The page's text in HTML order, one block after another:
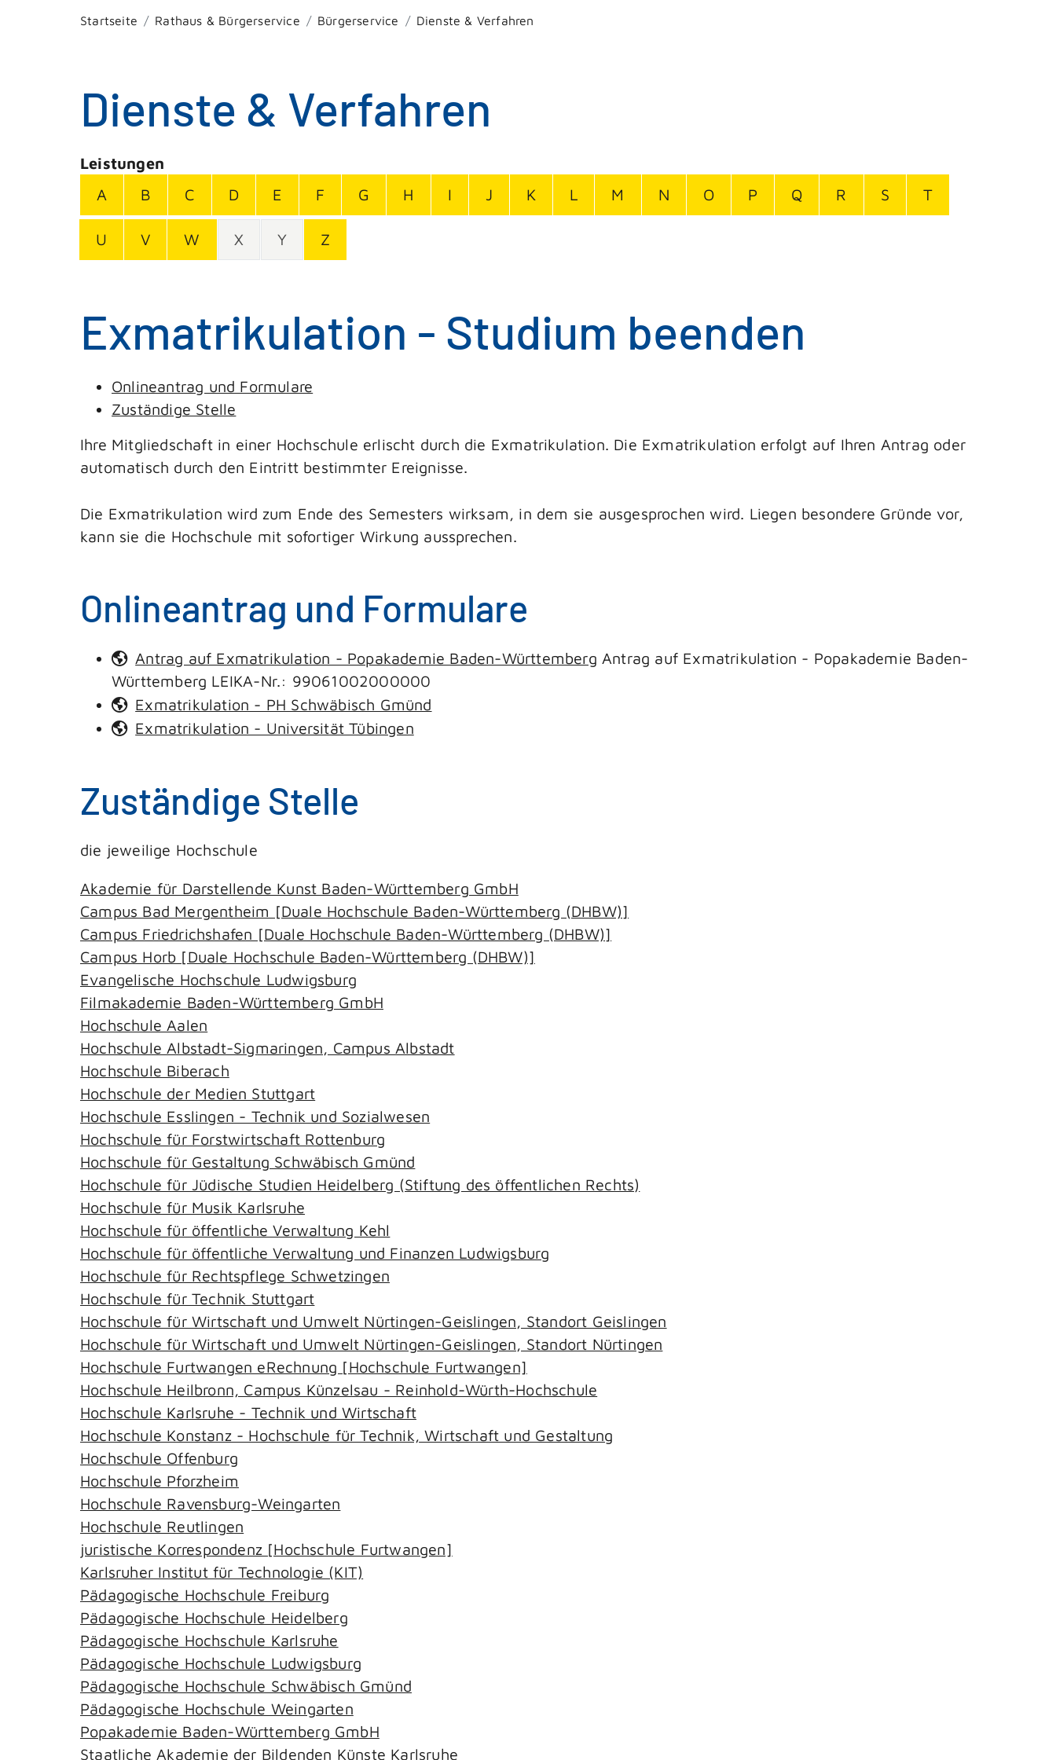
Startseite Rathaus & Bürgerservice Bürgerservice Dienste & Verfahren
Dienste & Verfahren
Leistungen
A
B C D E F G H I J K L M N O P Q R S T
U V W X Y Z
Exmatrikulation - Studium beenden
Onlineantrag und Formulare
Zuständige Stelle
Ihre Mitgliedschaft in einer Hochschule erlischt durch die Exmatrikulation. Die Exmatrikulation erfolgt auf Ihren Antrag oder
automatisch durch den Eintritt bestimmter Ereignisse.
Die Exmatrikulation wird zum Ende des Semesters wirksam, in dem sie ausgesprochen wird. Liegen besondere Gründe vor,
kann sie die Hochschule mit sofortiger Wirkung aussprechen.
Onlineantrag und Formulare
Antrag auf Exmatrikulation - Popakademie Baden-Württemberg Antrag auf Exmatrikulation - Popakademie Baden-
Württemberg LEIKA-Nr.: 99061002000000
Exmatrikulation - PH Schwäbisch Gmünd
Exmatrikulation - Universität Tübingen
Zuständige Stelle
die jeweilige Hochschule
Akademie für Darstellende Kunst Baden-Württemberg GmbH
Campus Bad Mergentheim [Duale Hochschule Baden-Württemberg (DHBW)]
Campus Friedrichshafen [Duale Hochschule Baden-Württemberg (DHBW)]
Campus Horb [Duale Hochschule Baden-Württemberg (DHBW)]
Evangelische Hochschule Ludwigsburg
Filmakademie Baden-Württemberg GmbH
Hochschule Aalen
Hochschule Albstadt-Sigmaringen, Campus Albstadt
Hochschule Biberach
Hochschule der Medien Stuttgart
Hochschule Esslingen - Technik und Sozialwesen
Hochschule für Forstwirtschaft Rottenburg
Hochschule für Gestaltung Schwäbisch Gmünd
Hochschule für Jüdische Studien Heidelberg (Stiftung des öffentlichen Rechts)
Hochschule für Musik Karlsruhe
Hochschule für öffentliche Verwaltung Kehl
Hochschule für öffentliche Verwaltung und Finanzen Ludwigsburg
Hochschule für Rechtspflege Schwetzingen
Hochschule für Technik Stuttgart
Hochschule für Wirtschaft und Umwelt Nürtingen-Geislingen, Standort Geislingen
Hochschule für Wirtschaft und Umwelt Nürtingen-Geislingen, Standort Nürtingen
Hochschule Furtwangen eRechnung [Hochschule Furtwangen]
Hochschule Heilbronn, Campus Künzelsau - Reinhold-Würth-Hochschule
Hochschule Karlsruhe - Technik und Wirtschaft
Hochschule Konstanz - Hochschule für Technik, Wirtschaft und Gestaltung
Hochschule Offenburg
Hochschule Pforzheim
Hochschule Ravensburg-Weingarten
Hochschule Reutlingen
juristische Korrespondenz [Hochschule Furtwangen]
Karlsruher Institut für Technologie (KIT)
Pädagogische Hochschule Freiburg
Pädagogische Hochschule Heidelberg
Pädagogische Hochschule Karlsruhe
Pädagogische Hochschule Ludwigsburg
Pädagogische Hochschule Schwäbisch Gmünd
Pädagogische Hochschule Weingarten
Popakademie Baden-Württemberg GmbH
Staatliche Akademie der Bildenden Künste Karlsruhe